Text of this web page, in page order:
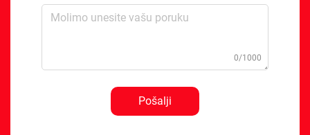
0/1000
Pošalji